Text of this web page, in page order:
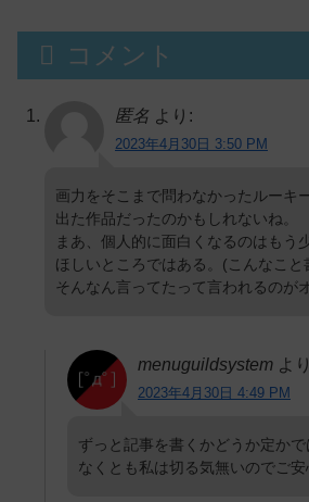
コメント
匿名 より:
2023年4月30日 3:50 PM
画力をそこまで問わなかったルーキ
出た作品だったのかもしれないね。
まあ、個人的に面白くなるのはもう
ほしいところではある。(こんなこと
そんなん言ってたって言われるのが
menuguildsystem よ
2023年4月30日 4:49 PM
ずっと記事を書くかどうか定か
なくとも私は切る気無いのでご